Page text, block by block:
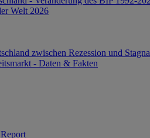
Welt 2026
zwischen Rezession und
- Daten & Fakten